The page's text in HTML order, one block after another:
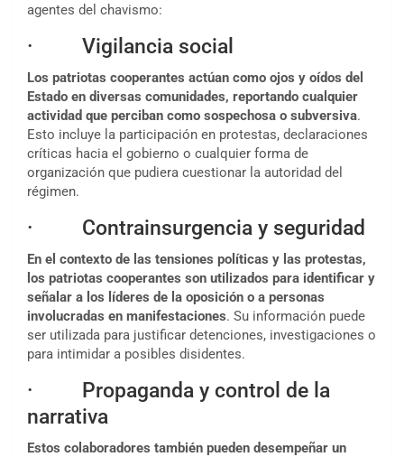
agentes del chavismo:
· Vigilancia social
Los patriotas cooperantes actúan como ojos y oídos del
Estado en diversas comunidades, reportando cualquier
actividad que perciban como sospechosa o subversiva.
Esto incluye la participación en protestas, declaraciones
críticas hacia el gobierno o cualquier forma de
organización que pudiera cuestionar la autoridad del
régimen.
· Contrainsurgencia y seguridad
En el contexto de las tensiones políticas y las protestas,
los patriotas cooperantes son utilizados para identificar y
señalar a los líderes de la oposición o a personas
involucradas en manifestaciones. Su información puede
ser utilizada para justificar detenciones, investigaciones o
para intimidar a posibles disidentes.
· Propaganda y control de la
narrativa
Estos colaboradores también pueden desempeñar un